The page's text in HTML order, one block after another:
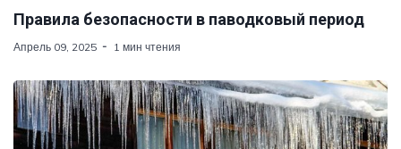
Правила безопасности в паводковый период
Апрель 09, 2025 1 мин чтения